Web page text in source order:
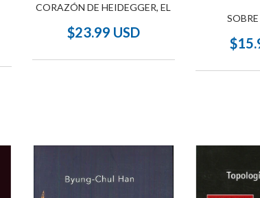
CORAZÓN DE HEIDEGGER, EL
$23.99 USD